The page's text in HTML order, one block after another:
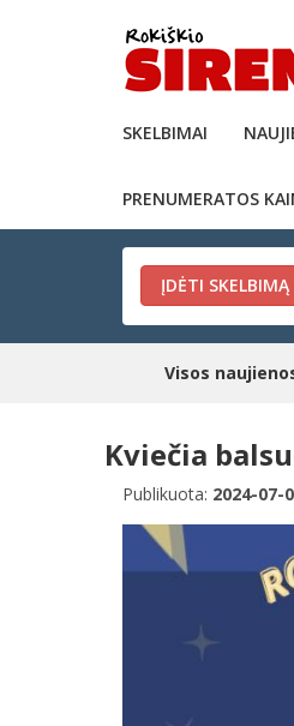
SKELBIMAI
PRENUMERATOS
ĮDĖTI SKELBIMĄ
Visos
Kviečia
Publikuota: 2024-07-